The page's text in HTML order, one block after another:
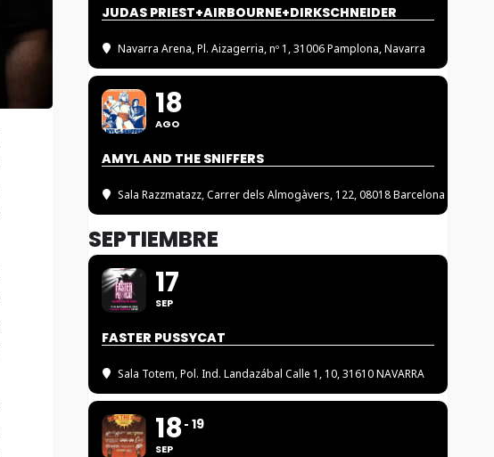
JUDAS PRIEST+AIRBOURNE+DIRKSCHNEIDER
Navarra Arena, Pl. Aizagerria, nº 1, 31006 Pamplona, Navarra
18
AGO
AMYL AND THE SNIFFERS
Sala Razzmatazz, Carrer dels Almogàvers, 122, 08018 Barcelona
SEPTIEMBRE
17
SEP
FASTER PUSSYCAT
Sala Totem, Pol. Ind. Landazábal Calle 1, 10, 31610 NAVARRA
18
SEP
19